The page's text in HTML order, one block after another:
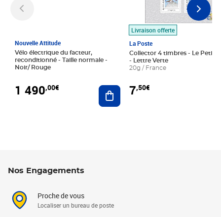
Nouvelle Attitude
Vélo électrique du facteur,
reconditionné - Taille normale -
Noir/ Rouge
1 490,00€ Ajouter au panier
Livraison offerte
La Poste
Collector 4 timbres - Le Petit
- Lettre Verte
20g / France
7,50€
Nos Engagements
Proche de vous
Localiser un bureau de poste